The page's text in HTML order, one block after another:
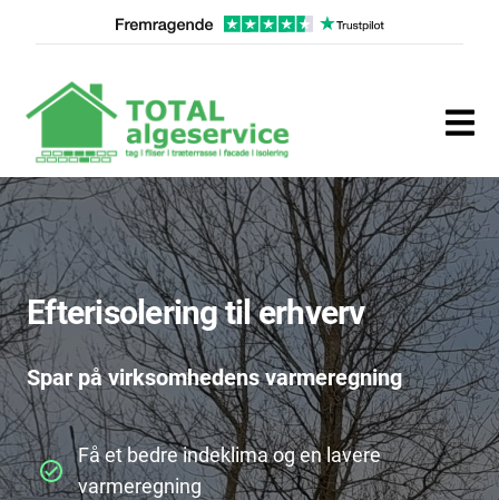
Efterisolering til erhverv
Spar på virksomhedens varmeregning
Få et bedre indeklima og en lavere
varmeregning